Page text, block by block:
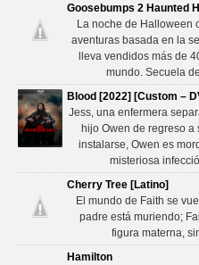
Goosebumps 2 Haunted
La noche de Halloween
aventuras basada en la
lleva vendidos más de
mundo. Secuela
Blood [2022] [Custom –
Jess, una enfermera
hijo Owen de regreso a
instalarse, Owen es
misteriosa
Cherry Tree [Latino]
El mundo de Faith se
padre está muriendo;
figura materna,
Hamilton